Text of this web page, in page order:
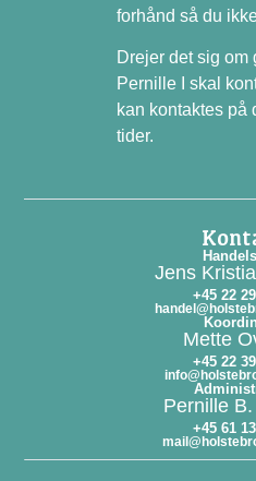
forhånd så du
Drejer det sig om
Pernille I skal
kan kontaktes på
tider.
Jens
+45 22
Mette
+45 22
Pernille
+45 61